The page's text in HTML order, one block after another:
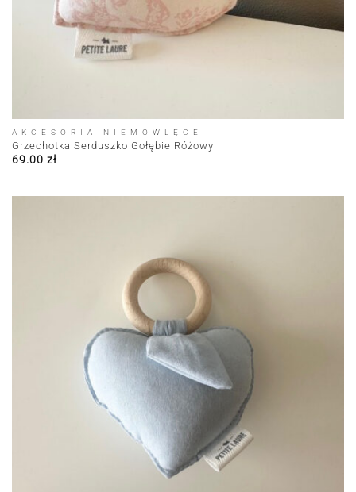
AKCESORIA NIEMOWLĘCE
Grzechotka Serduszko Gołębie Różowy
69.00 zł